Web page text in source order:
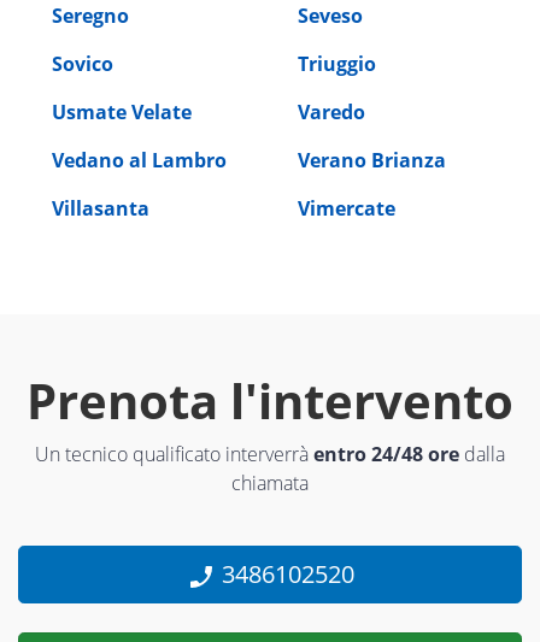
Seregno
Seveso
Sovico
Triuggio
Usmate Velate
Varedo
Vedano al Lambro
Verano Brianza
Villasanta
Vimercate
Prenota l'intervento
Un tecnico qualificato interverràentro 24/48 ore dalla
chiamata
3486102520